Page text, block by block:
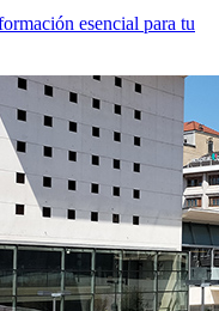
esencial para tu